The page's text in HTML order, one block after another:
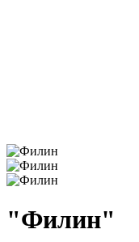
"Филин"